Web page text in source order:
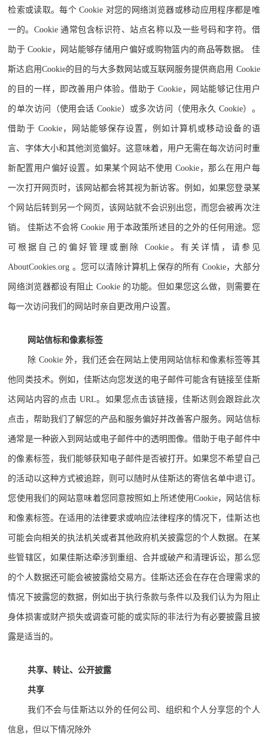
检索或读取。每个 Cookie 对您的网络浏览器或移动应用程序都是唯
一的。Cookie 通常包含标识符、站点名称以及一些号码和字符。借
助于 Cookie，网站能够存储用户偏好或购物篮内的商品等数据。 佳
斯达启用Cookie的目的与大多数网站或互联网服务提供商启用 Cookie
的目的一样，即改善用户体验。借助于 Cookie，网站能够记住用户
的单次访问（使用会话 Cookie）或多次访问（使用永久 Cookie）。
借助于 Cookie，网站能够保存设置，例如计算机或移动设备的语
言、字体大小和其他浏览偏好。这意味着，用户无需在每次访问时重
新配置用户偏好设置。如果某个网站不使用 Cookie，那么在用户每
一次打开网页时，该网站都会将其视为新访客。例如，如果您登录某
个网站后转到另一个网页，该网站就不会识别出您，而您会被再次注
销。 佳斯达不会将 Cookie 用于本政策所述目的之外的任何用途。您
可根据自己的偏好管理或删除 Cookie。有关详情，请参见
AboutCookies.org 。您可以清除计算机上保存的所有 Cookie，大部分
网络浏览器都设有阻止 Cookie 的功能。但如果您这么做，则需要在
每一次访问我们的网站时亲自更改用户设置。
网站信标和像素标签
除 Cookie 外，我们还会在网站上使用网站信标和像素标签等其
他同类技术。例如，佳斯达向您发送的电子邮件可能含有链接至佳斯
达网站内容的点击 URL。如果您点击该链接，佳斯达则会跟踪此次
点击，帮助我们了解您的产品和服务偏好并改善客户服务。网站信标
通常是一种嵌入到网站或电子邮件中的透明图像。借助于电子邮件中
的像素标签，我们能够获知电子邮件是否被打开。如果您不希望自己
的活动以这种方式被追踪，则可以随时从佳斯达的寄信名单中退订。
您使用我们的网站意味着您同意按照如上所述使用Cookie，网站信标
和像素标签。在适用的法律要求或响应法律程序的情况下，佳斯达也
可能会向相关的执法机关或者其他政府机关披露您的个人数据。在某
些管辖区，如果佳斯达牵涉到重组、合并或破产和清理诉讼，那么您
的个人数据还可能会被披露给交易方。佳斯达还会在存在合理需求的
情况下披露您的数据，例如出于执行条款与条件以及我们认为为阻止
身体损害或财产损失或调查可能的或实际的非法行为有必要披露且披
露是适当的。
共享、转让、公开披露
共享
我们不会与佳斯达以外的任何公司、组织和个人分享您的个人
信息，但以下情况除外